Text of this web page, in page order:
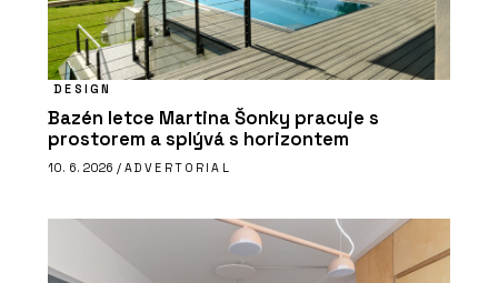
DESIGN
Bazén letce Martina Šonky pracuje s
prostorem a splývá s horizontem
10. 6. 2026 / ADVERTORIAL